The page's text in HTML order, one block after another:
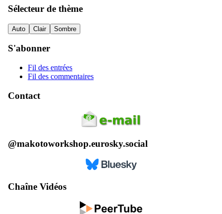
Sélecteur de thème
Auto Clair Sombre
S'abonner
Fil des entrées
Fil des commentaires
Contact
@makotoworkshop.eurosky.social
Chaîne Vidéos